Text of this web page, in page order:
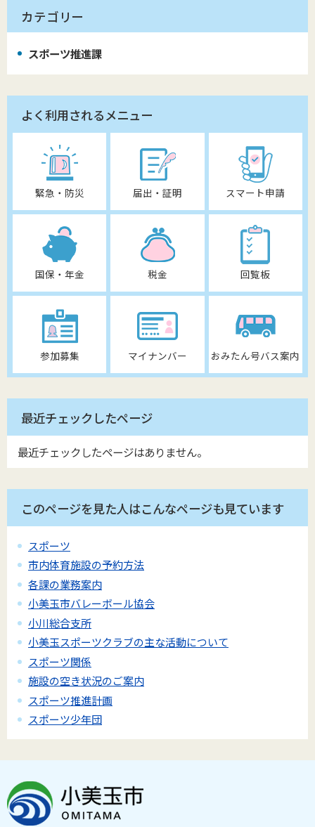
カテゴリー
スポーツ推進課
よく利用されるメニュー
緊急・防災 届出・証明 スマート申請
国保・年金 税金 回覧板
参加募集 マイナンバー おみたん号バス案内
最近チェックしたページ
最近チェックしたページはありません。
このページを見た人はこんなページも見ています
スポーツ
市内体育施設の予約方法
各課の業務案内
小美玉市バレーボール協会
小川総合支所
小美玉スポーツクラブの主な活動について
スポーツ関係
施設の空き状況のご案内
スポーツ推進計画
スポーツ少年団